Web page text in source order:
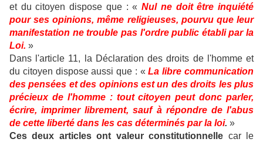
et du citoyen dispose que : «Nul ne doit être inquiété
pour ses opinions, même religieuses, pourvu que leur
manifestation ne trouble pas l'ordre public établi par la
Loi. »
Dans l'article 11, la Déclaration des droits de l'homme et
du citoyen dispose aussi que : «La libre communication
des pensées et des opinions est un des droits les plus
précieux de l'homme : tout citoyen peut donc parler,
écrire, imprimer librement, sauf à répondre de l'abus
de cette liberté dans les cas déterminés par la loi. »
Ces deux articles ont valeur constitutionnelle car le